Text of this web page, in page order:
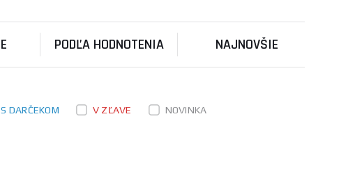
ks
PODĽA HODNOTENIA NAJNOVŠIE
S DARČEKOM V ZĽAVE NOVINKA